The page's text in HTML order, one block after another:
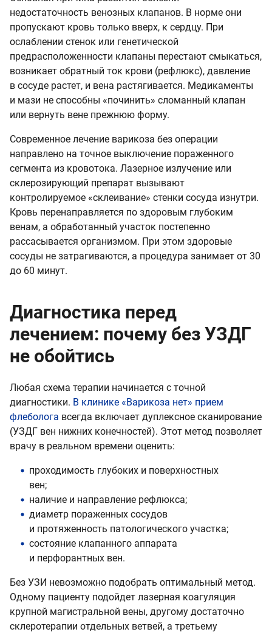
недостаточность венозных клапанов. В норме они
пропускают кровь только вверх, к сердцу. При
ослаблении стенок или генетической
предрасположенности клапаны перестают смыкаться,
возникает обратный ток крови (рефлюкс), давление
в сосуде растет, и вена растягивается. Медикаменты
и мази не способны «починить» сломанный клапан
или вернуть вене прежнюю форму.
Современное лечение варикоза без операции
направлено на точное выключение пораженного
сегмента из кровотока. Лазерное излучение или
склерозирующий препарат вызывают
контролируемое «склеивание» стенки сосуда изнутри.
Кровь перенаправляется по здоровым глубоким
венам, а обработанный участок постепенно
рассасывается организмом. При этом здоровые
сосуды не затрагиваются, а процедура занимает от 30
до 60 минут.
Диагностика перед
лечением: почему без УЗДГ
не обойтись
Любая схема терапии начинается с точной
диагностики. В клинике «Варикоза нет» прием
флеболога всегда включает дуплексное сканирование
(УЗДГ вен нижних конечностей). Этот метод позволяет
врачу в реальном времени оценить:
проходимость глубоких и поверхностных
вен;
наличие и направление рефлюкса;
диаметр пораженных сосудов
и протяженность патологического участка;
состояние клапанного аппарата
и перфорантных вен.
Без УЗИ невозможно подобрать оптимальный метод.
Одному пациенту подойдет лазерная коагуляция
крупной магистральной вены, другому достаточно
склеротерапии отдельных ветвей, а третьему